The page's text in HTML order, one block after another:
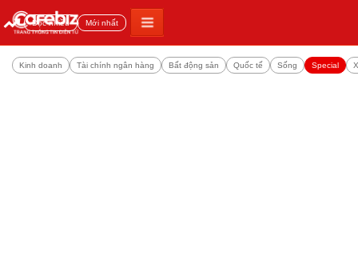
Đọc nhiều Mới nhất
Kinh doanh Tài chính ngân hàng Bất động sản Quốc tế Sống Special